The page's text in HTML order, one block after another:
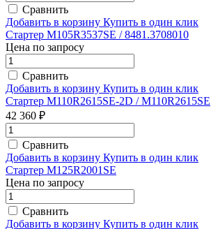
Сравнить
Добавить в корзину Купить в один клик
Стартер M105R3537SE / 8481.3708010
Цена по запросу
Сравнить
Добавить в корзину Купить в один клик
Стартер M110R2615SE-2D / M110R2615SE
42 360 ₽
Сравнить
Добавить в корзину Купить в один клик
Стартер M125R2001SE
Цена по запросу
Сравнить
Добавить в корзину Купить в один клик